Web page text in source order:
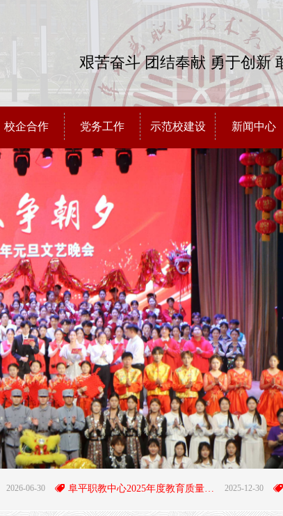
校企合作 党务工作 示范校建设 新闻中心
艰苦奋斗 团结奉献 勇于创新
06-30 2025-12-30
뀄 阜平职教中心2025年度教育质量年度报告 뀄